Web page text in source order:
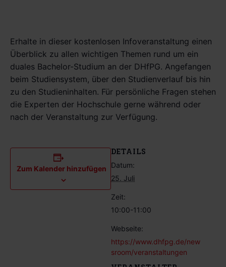
Erhalte in dieser kostenlosen Infoveranstaltung einen
Überblick zu allen wichtigen Themen rund um ein
duales Bachelor-Studium an der DHfPG. Angefangen
beim Studiensystem, über den Studienverlauf bis hin
zu den Studieninhalten. Für persönliche Fragen stehen
die Experten der Hochschule gerne während oder
nach der Veranstaltung zur Verfügung.
Zum Kalender hinzufügen
DETAILS
Datum:
25. Juli
Zeit:
10:00-11:00
Webseite:
https://www.dhfpg.de/new
sroom/veranstaltungen